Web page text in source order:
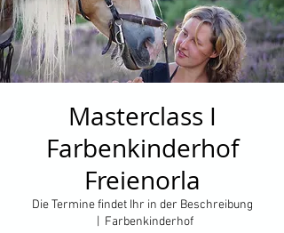
Masterclass I
Farbenkinderhof
Freienorla
Die Termine findet Ihr in der Beschreibung
Farbenkinderhof